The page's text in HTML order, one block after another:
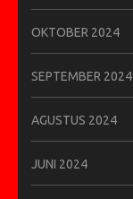
OKTOBER 2024
SEPTEMBER 2024
AGUSTUS 2024
JUNI 2024